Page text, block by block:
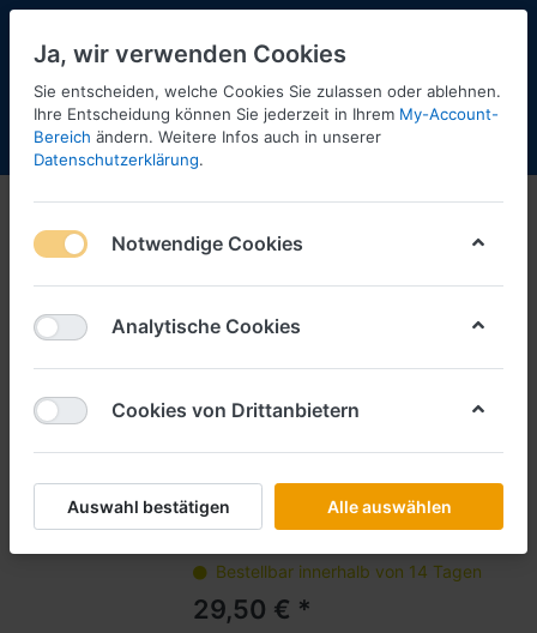
Menü Anmelden Shopaktualisierung
Busch
1-12 von 39
Filtern Sortieren
BUSCH
Art.-Nr. BU12225
* Preise inkl. MwSt., zzgl.Versandkosten
Bestellbar innerhalb von 14 Tagen
29,50 € *
Ja, wir verwenden Cookies
Sie entscheiden, welche Cookies Sie zulassen oder ablehnen.
Ihre Entscheidung können Sie jederzeit in Ihrem My-Account-
Bereich ändern. Weitere Infos auch in unserer
Datenschutzerklärung.
Notwendige Cookies
Analytische Cookies
Cookies von Drittanbietern
Auswahl bestätigen Alle auswählen